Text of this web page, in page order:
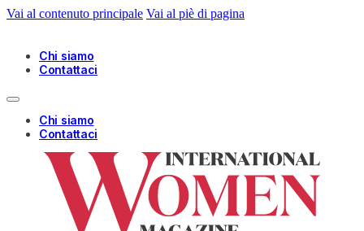
Vai al contenuto principale Vai al piè di pagina
Chi siamo
Contattaci
Chi siamo
Contattaci